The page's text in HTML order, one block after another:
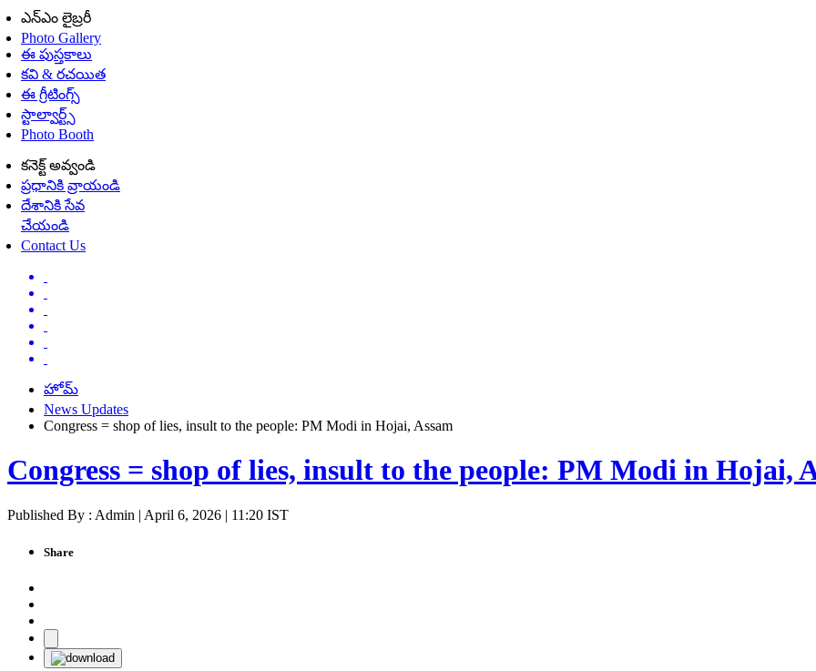
ఎన్ఎం లైబ్రరీ
Photo Gallery
ఈ పుస్తకాలు
కవి & రచయిత
ఈ గ్రీటింగ్స్
స్టాల్వార్ట్స్
Photo Booth
కనెక్ట్ అవ్వండి
ప్రధానికి వ్రాయండి
దేశానికి సేవ
చేయండి
Contact Us
హోమ్
News Updates
Congress = shop of lies, insult to the people: PM Modi in Hojai, Assam
Congress = shop of lies, insult to the people: PM Modi in Hojai,
Published By : Admin | April 6, 2026 | 11:20 IST
Share